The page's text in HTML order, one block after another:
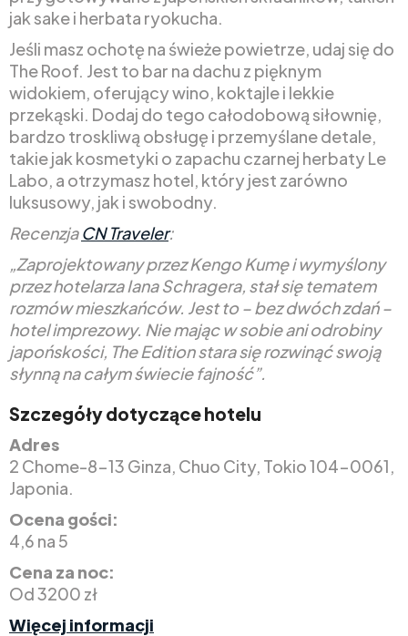
jak sake i herbata ryokucha.
Jeśli masz ochotę na świeże powietrze, udaj się do
The Roof. Jest to bar na dachu z pięknym
widokiem, oferujący wino, koktajle i lekkie
przekąski. Dodaj do tego całodobową siłownię,
bardzo troskliwą obsługę i przemyślane detale,
takie jak kosmetyki o zapachu czarnej herbaty Le
Labo, a otrzymasz hotel, który jest zarówno
luksusowy, jak i swobodny.
RecenzjaCN Traveler:
„Zaprojektowany przez Kengo Kumę i wymyślony
przez hotelarza Iana Schragera, stał się tematem
rozmów mieszkańców. Jest to – bez dwóch zdań –
hotel imprezowy. Nie mając w sobie ani odrobiny
japońskości, The Edition stara się rozwinąć swoją
słynną na całym świecie fajność”.
Szczegóły dotyczące hotelu
Adres
2 Chome-8-13 Ginza, Chuo City, Tokio 104-0061,
Japonia.
Ocena gości:
4,6 na 5
Cena za noc:
Od 3200 zł
Więcej informacji